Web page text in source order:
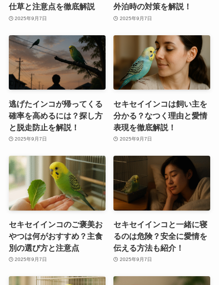
仕草と注意点を徹底解説
2025年9月7日
外泊時の対策を解説！
2025年9月7日
逃げたインコが帰ってくる
確率を高めるには？探し方
と脱走防止を解説！
2025年9月7日
セキセイインコは飼い主を
分かる？なつく理由と愛情
表現を徹底解説！
2025年9月7日
セキセイインコのご褒美お
やつは何がおすすめ？主食
別の選び方と注意点
2025年9月7日
セキセイインコと一緒に寝
るのは危険？安全に愛情を
伝える方法も紹介！
2025年9月7日